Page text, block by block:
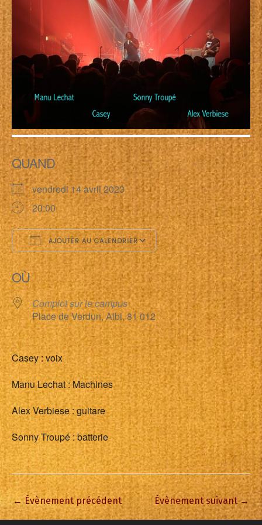
QUAND
vendredi 14 avril 2023
20:00
AJOUTER AU CALENDRIER
Télécharger ICS Calendrier Google
OÙ
Complot sur le campus
Place de Verdun, Albi, 81 012
Casey : voix
Manu Lechat : Machines
Alex Verbiese : guitare
Sonny Troupé : batterie
←Évènement précédent Évènement suivant→